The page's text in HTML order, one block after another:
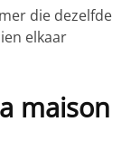
die dezelfde
elkaar
maison